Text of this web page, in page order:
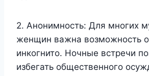
2. Анонимность: Для многих
женщин важна возможность
инкогнито. Ночные встречи
избегать общественного